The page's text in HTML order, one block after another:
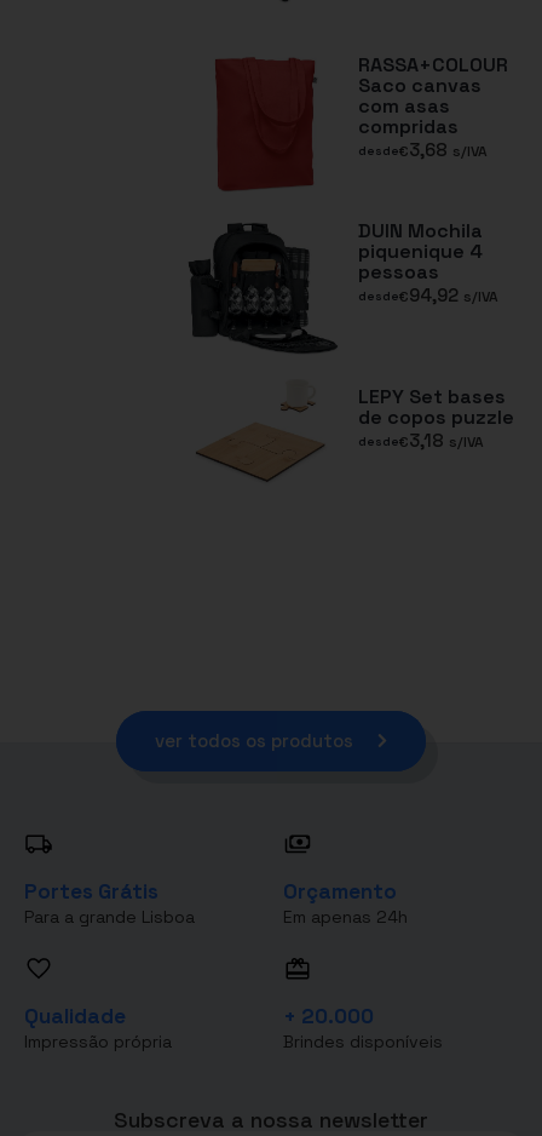
RASSA+COLOUR
Saco canvas
com asas
compridas
desde€3,68 s/IVA
DUIN Mochila
piquenique 4
pessoas
desde€94,92 s/IVA
LEPY Set bases
de copos puzzle
desde€3,18 s/IVA
ver todos os produtos
Portes Grátis
Para a grande Lisboa
Orçamento
Em apenas 24h
Qualidade
Impressão própria
+ 20.000
Brindes disponíveis
Subscreva a nossa newsletter